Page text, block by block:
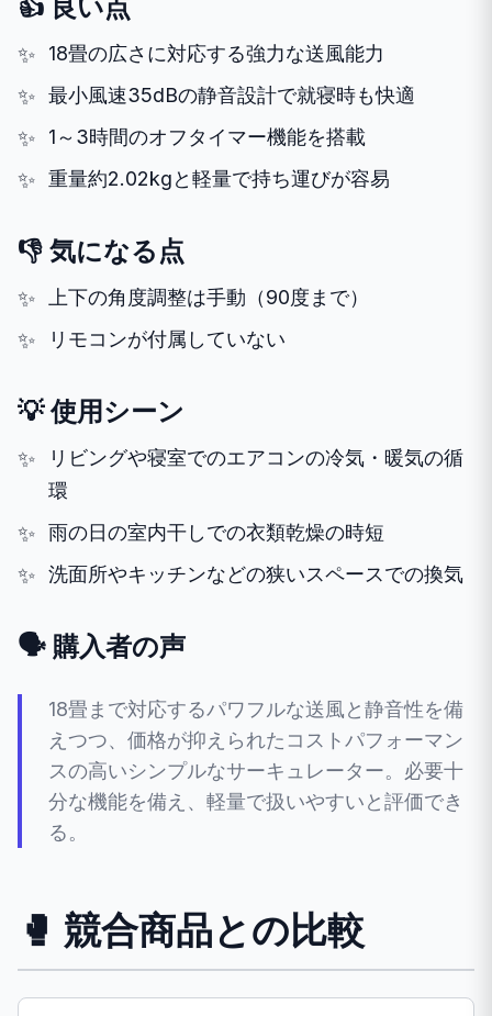
👍 良い点
18畳の広さに対応する強力な送風能力
最小風速35dBの静音設計で就寝時も快適
1～3時間のオフタイマー機能を搭載
重量約2.02kgと軽量で持ち運びが容易
👎 気になる点
上下の角度調整は手動（90度まで）
リモコンが付属していない
💡 使用シーン
リビングや寝室でのエアコンの冷気・暖気の循
環
雨の日の室内干しでの衣類乾燥の時短
洗面所やキッチンなどの狭いスペースでの換気
🗣️ 購入者の声
18畳まで対応するパワフルな送風と静音性を備
えつつ、価格が抑えられたコストパフォーマン
スの高いシンプルなサーキュレーター。必要十
分な機能を備え、軽量で扱いやすいと評価でき
る。
🥊 競合商品との比較